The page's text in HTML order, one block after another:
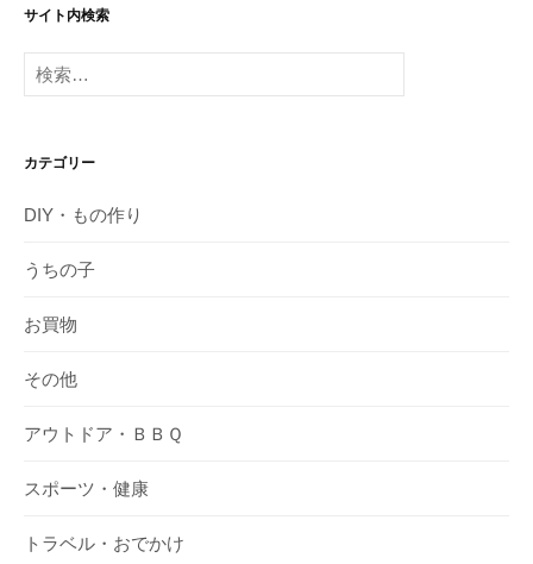
サイト内検索
検
索:
カテゴリー
DIY・もの作り
うちの子
お買物
その他
アウトドア・ＢＢＱ
スポーツ・健康
トラベル・おでかけ